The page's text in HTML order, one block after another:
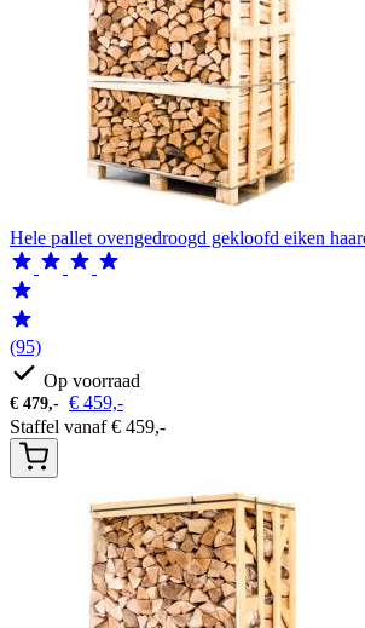
Hele pallet ovengedroogd gekloofd eiken
(95)
Op voorraad
€ 479,- € 459,-
Staffel vanaf€ 459,-